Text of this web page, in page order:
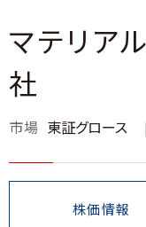
マテリア
社
市場 東証グロース
株価情報